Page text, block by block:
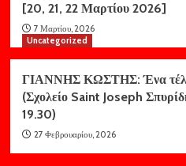
[20, 21, 22 Μαρτίου 2026]
7 Μαρτίου, 2026
Uncategorized
ΓΙΑΝΝΗΣ ΚΩΣΤΗΣ: Ένα
(Σχολείο Saint Joseph
19.30)
27 Φεβρουαρίου, 2026